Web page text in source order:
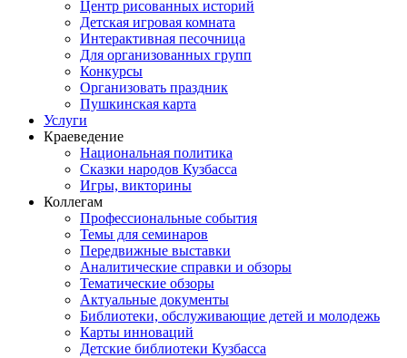
Центр рисованных историй
Детская игровая комната
Интерактивная песочница
Для организованных групп
Конкурсы
Организовать праздник
Пушкинская карта
Услуги
Краеведение
Национальная политика
Сказки народов Кузбасса
Игры, викторины
Коллегам
Профессиональные события
Темы для семинаров
Передвижные выставки
Аналитические справки и обзоры
Тематические обзоры
Актуальные документы
Библиотеки, обслуживающие детей и молодежь
Карты инноваций
Детские библиотеки Кузбасса